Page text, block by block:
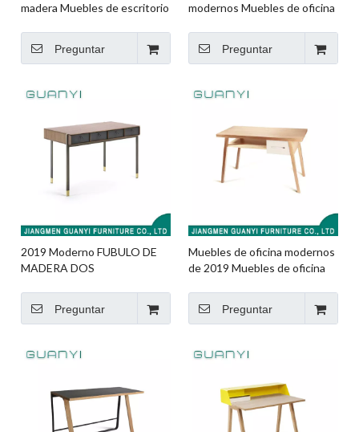
madera Muebles de escritorio
Preguntar
modernos Muebles de oficina
Preguntar
2019 Moderno FUBULO DE
MADERA DOS
DISPOSITIVO
Preguntar
Muebles de oficina modernos
de 2019 Muebles de oficina
Preguntar